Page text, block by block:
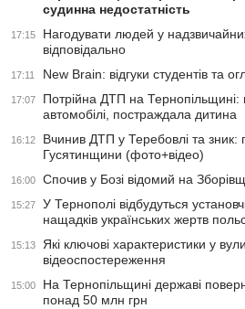
судинна недостатність
17:15
Нагодувати людей у
відповідально
17:11 New Brain: відгуки студентів та
17:07
Потрійна ДТП на Тернопільщині:
автомобілі, постраждала дитина
16:12
Вчинив ДТП у Теребовлі та зник:
Гусятинщини (фото+відео)
16:00 Спочив у Бозі відомий на
15:27
У Тернополі відбудуться
нащадків українських жертв
15:13
Які ключові характеристики у
відеоспостереження
15:00
На Тернопільщині державі
понад 50 млн грн